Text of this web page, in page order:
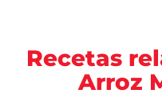
Recetas
Arroz